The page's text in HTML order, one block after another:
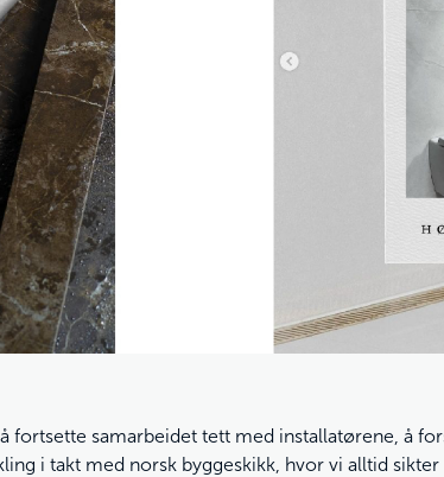
fortsette samarbeidet tett med installatørene, å
i takt med norsk byggeskikk, hvor vi alltid